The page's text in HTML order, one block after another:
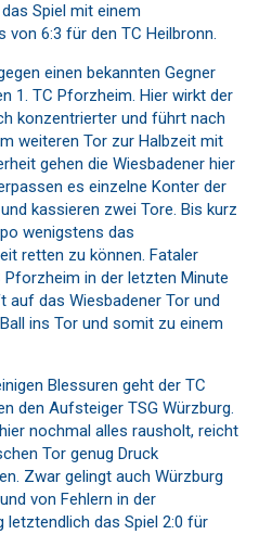
Spiel mit einem
von 6:3 für den TC Heilbronn.
einen bekannten Gegner
1. TC Pforzheim. Hier wirkt der
konzentrierter und führt nach
weiteren Tor zur Halbzeit mit
gehen die Wiesbadener hier
es einzelne Konter der
kassieren zwei Tore. Bis kurz
wenigstens das
retten zu können. Fataler
in der letzten Minute
auf das Wiesbadener Tor und
ins Tor und somit zu einem
Blessuren geht der TC
den Aufsteiger TSG Würzburg.
nochmal alles rausholt, reicht
Tor genug Druck
Zwar gelingt auch Würzburg
von Fehlern in der
letztendlich das Spiel 2:0 für